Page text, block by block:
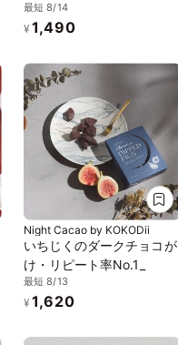
ブル
最短 8/14
¥ 1,490
Night Cacao by KOKODii
いちじくのダークチョコが
け・リピート率No.1_
最短 8/13
¥ 1,620